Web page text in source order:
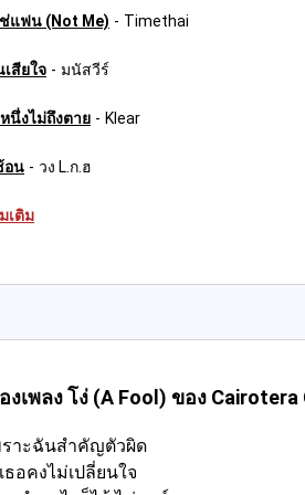
แฟน (Not Me) - Timethai
สียใจ - มนัสวีร์
นึ่งไม่ถึงตาย - Klear
อน - วง L.ก.ฮ
เติม
งเพลง โง่ (A Fool) ของ Cairotera
ราะฉันสำคัญตัวผิด
ธอคงไม่เปลี่ยนใจ